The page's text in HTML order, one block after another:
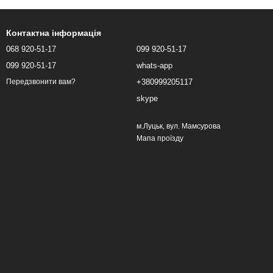
Контактна інформація
068 920-51-17
099 920-51-17
Передзвонити вам?
099 920-51-17
whats-app
+380999205117
skype
м.Луцьк, вул. Мамсурова
Мапа проїзду